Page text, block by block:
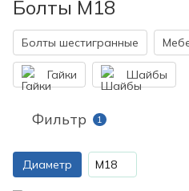
Болты М18
Болты шестигранные
Гайки Шайбы
Фильтр 1
Диаметр M18